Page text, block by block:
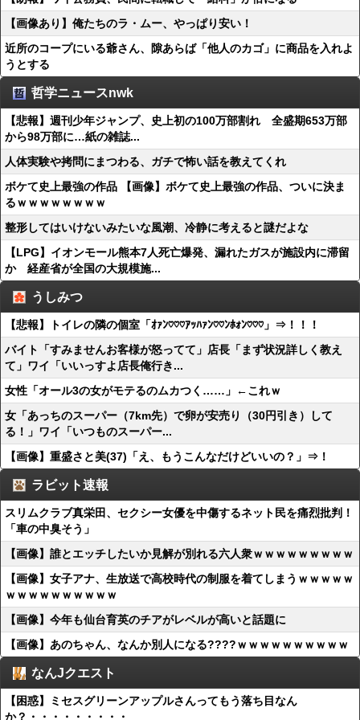
【画像あり】俺たちのラ・ムー、やっぱり安い！
近所のコープにいる爺さん、隙あらば「他人のカゴ」に商品を入れよ
うとする
哲学ニュースnwk
【悲報】週刊少年ジャンプ、史上初の100万部割れ 全盛期653万部
から98万部に…紙の雑誌...
人体実験や拷問にまつわる、ガチで怖い話を教えてくれ
ボケて史上最強の作品 【画像】ボケて史上最強の作品、ついに決ま
るｗｗｗｗｗｗｗｗ
整形してはいけないみたいな風潮、冷静に考えると謎だよな
【LPG】イオンモール熊本7人死亡爆発、漏れたガスが施設内に滞留
か 経産省が全国の大規模施...
うしみつ
【悲報】トイレの隣の個室「ｵｧﾝ♡♡♡ｱｯﾊｧﾝ♡♡ﾝﾎｫﾝ♡♡♡」⇒！！！
バイト「すみませんお客様が怒ってて」店長「まず状況詳しく教え
て」ワイ「いいっすよ店長俺行き...
女性「オール3の女がモテるのムカつく……」←これｗ
女「あっちのスーパー（7km先）で卵が安売り（30円引き）して
る！」ワイ「いつものスーパー...
【画像】重盛さと美(37)「え、もうこんなだけどいいの？」⇒！
ラビット速報
スリムクラブ真栄田、セクシー女優を中傷するネット民を痛烈批判！
「車の中臭そう」
【画像】誰とエッチしたいか見解が別れる六人衆ｗｗｗｗｗｗｗｗｗ
【画像】女子アナ、生放送で高校時代の制服を着てしまうｗｗｗｗｗ
ｗｗｗｗｗｗｗｗｗｗ
【画像】今年も仙台育英のチアがレベルが高いと話題に
【画像】あのちゃん、なんか別人になる????ｗｗｗｗｗｗｗｗｗｗ
なんJクエスト
【困惑】ミセスグリーンアップルさんってもう落ち目なん
か？・・・・・・・・・